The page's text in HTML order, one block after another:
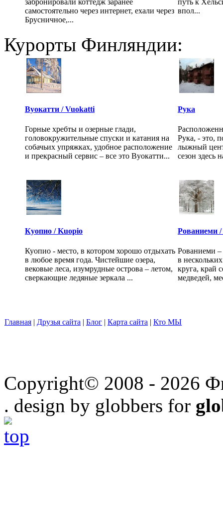
самостоятельно через интернет, ехали через
Брусничное,...
впол...
Курорты Финляндии:
Вуокатти / Vuokatti
Горные хребты и озерные глади,
головокружительные спуски и катания на
собачьих упряжках, удобное расположение
и прекрасный сервис – все это Вуокатти...
Рука
Рука, - это,
лыжный
сезон здесь
Куопио / Kuopio
Куопио - место, в котором хорошо отдыхать
в любое время года. Чистейшие озера,
вековые леса, изумрудные острова – летом,
сверкающие ледяные зеркала ...
Рованиеми
Рованиеми –
в
круга, край
медведей,
Главная | Друзья сайта | Блог | Карта сайта | Кто МЫ
Copyright© 2008 - 2026
. design by globbers for